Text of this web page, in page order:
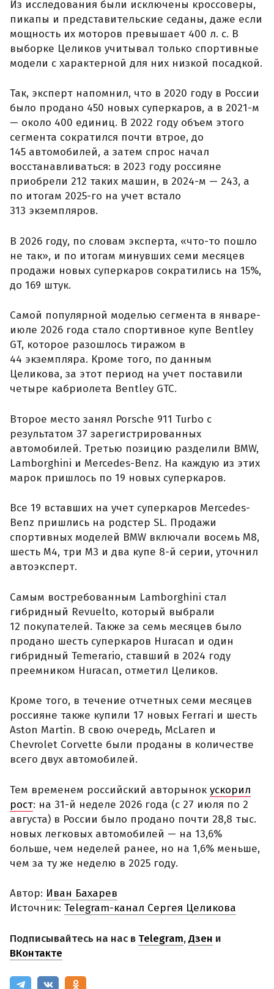
Из исследования были исключены кроссоверы,
пикапы и представительские седаны, даже если
мощность их моторов превышает 400 л. с. В
выборке Целиков учитывал только спортивные
модели с характерной для них низкой посадкой.
Так, эксперт напомнил, что в 2020 году в России
было продано 450 новых суперкаров, а в 2021-м
— около 400 единиц. В 2022 году объем этого
сегмента сократился почти втрое, до
145 автомобилей, а затем спрос начал
восстанавливаться: в 2023 году россияне
приобрели 212 таких машин, в 2024-м — 243, а
по итогам 2025-го на учет встало
313 экземпляров.
В 2026 году, по словам эксперта, «что-то пошло
не так», и по итогам минувших семи месяцев
продажи новых суперкаров сократились на 15%,
до 169 штук.
Самой популярной моделью сегмента в январе-
июле 2026 года стало спортивное купе Bentley
GT, которое разошлось тиражом в
44 экземпляра. Кроме того, по данным
Целикова, за этот период на учет поставили
четыре кабриолета Bentley GTC.
Второе место занял Porsche 911 Turbo с
результатом 37 зарегистрированных
автомобилей. Третью позицию разделили BMW,
Lamborghini и Mercedes-Benz. На каждую из этих
марок пришлось по 19 новых суперкаров.
Все 19 вставших на учет суперкаров Mercedes-
Benz пришлись на родстер SL. Продажи
спортивных моделей BMW включали восемь M8,
шесть M4, три M3 и два купе 8-й серии, уточнил
автоэксперт.
Самым востребованным Lamborghini стал
гибридный Revuelto, который выбрали
12 покупателей. Также за семь месяцев было
продано шесть суперкаров Huracan и один
гибридный Temerario, ставший в 2024 году
преемником Huracan, отметил Целиков.
Кроме того, в течение отчетных семи месяцев
россияне также купили 17 новых Ferrari и шесть
Aston Martin. В свою очередь, McLaren и
Chevrolet Corvette были проданы в количестве
всего двух автомобилей.
Тем временем российский авторынок ускорил
рост: на 31-й неделе 2026 года (с 27 июля по 2
августа) в России было продано почти 28,8 тыс.
новых легковых автомобилей — на 13,6%
больше, чем неделей ранее, но на 1,6% меньше,
чем за ту же неделю в 2025 году.
Автор: Иван Бахарев
Источник: Telegram-канал Сергея Целикова
Подписывайтесь на нас в Telegram,Дзен и
ВКонтакте